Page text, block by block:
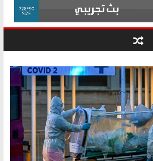
الوزاري لمدينة الصحفيين.. وانتهاء أعمال
إنشاء المبنى الإداري
المجلس القومي لحقوق الإنسان يعلن
متابعة قضية الدكتور محمد زهران.. ويؤكد:
قرينة البراءة وضمانات المحاكمة العادلة